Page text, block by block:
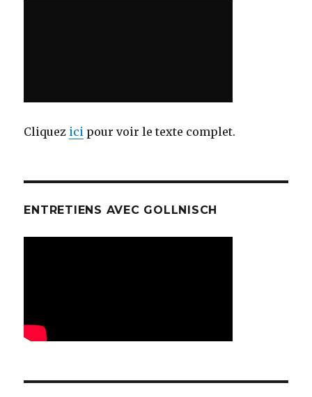
Cliquez ici pour voir le texte complet.
ENTRETIENS AVEC GOLLNISCH